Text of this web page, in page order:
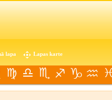
lapa Lapas karte